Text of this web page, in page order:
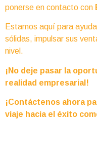
ponerse en contacto con
Estamos aquí para
sólidas, impulsar sus
nivel.
¡No deje pasar la
realidad empresarial!
¡Contáctenos ahora
viaje hacia el éxito